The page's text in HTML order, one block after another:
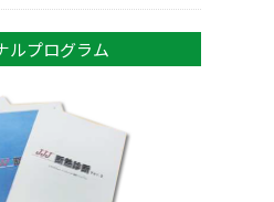
ルプログラム